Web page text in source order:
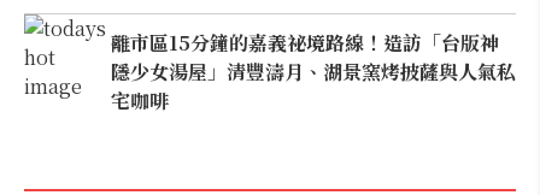
離市區15分鐘的嘉義祕境路線！造訪「台版神
隱少女湯屋」清豐濤月、湖景窯烤披薩與人氣私
宅咖啡